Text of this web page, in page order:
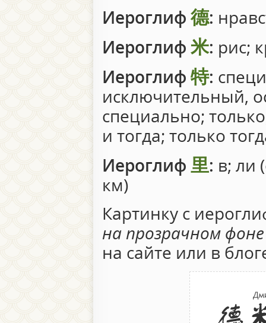
Иероглиф 德:
Иероглиф 米: рис;
Иероглиф 特:
исключительный,
специально;
и тогда; только
Иероглиф 里: в; ли
км)
Картинку с
на прозрачном фоне
на сайте или в